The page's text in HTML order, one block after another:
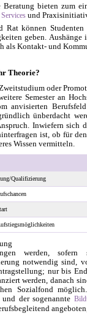
Beratung bieten zum
und
Rat können
geben.
als Kontakt- und
Theorie?
oder
Semester an
anvisierten
ünberdacht
Inwiefern sich
ist, ob für
Wissen vermitteln.
Qualifizierung
werden,
notwendig sind,
nur bis
werden, danach
Sozialfond
und der sogenannte